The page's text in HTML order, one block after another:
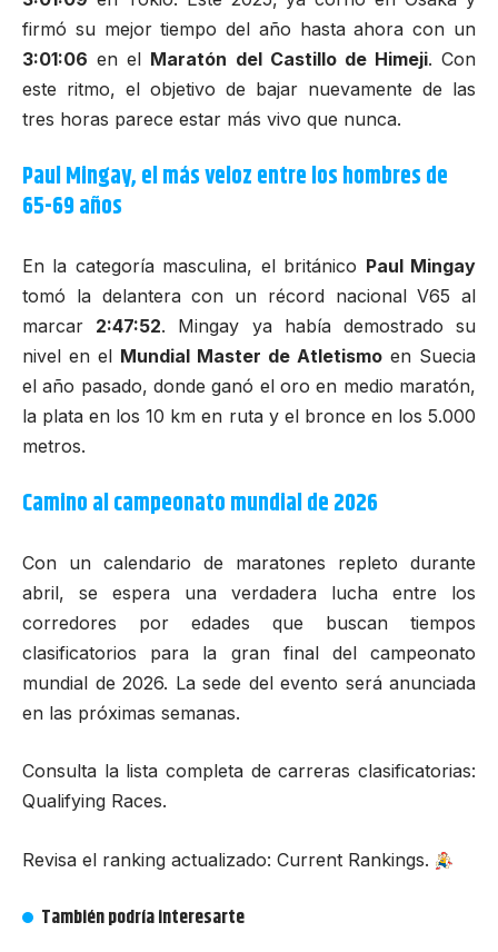
firmó su mejor tiempo del año hasta ahora con un
3:01:06 en el Maratón del Castillo de Himeji. Con
este ritmo, el objetivo de bajar nuevamente de las
tres horas parece estar más vivo que nunca.
Paul Mingay, el más veloz entre los hombres de
65-69 años
En la categoría masculina, el británico Paul Mingay
tomó la delantera con un récord nacional V65 al
marcar 2:47:52. Mingay ya había demostrado su
nivel en el Mundial Master de Atletismo en Suecia
el año pasado, donde ganó el oro en medio maratón,
la plata en los 10 km en ruta y el bronce en los 5.000
metros.
Camino al campeonato mundial de 2026
Con un calendario de maratones repleto durante
abril, se espera una verdadera lucha entre los
corredores por edades que buscan tiempos
clasificatorios para la gran final del campeonato
mundial de 2026. La sede del evento será anunciada
en las próximas semanas.
Consulta la lista completa de carreras clasificatorias:
Qualifying Races.
Revisa el ranking actualizado: Current Rankings.
También podría interesarte